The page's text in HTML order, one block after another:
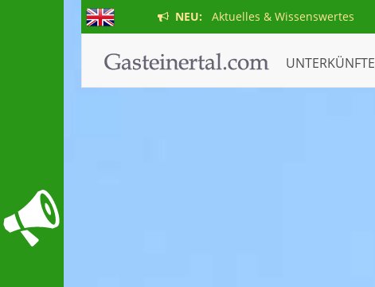
NEU: Aktuelles & Wissenswertes
UNTERKÜNFTE